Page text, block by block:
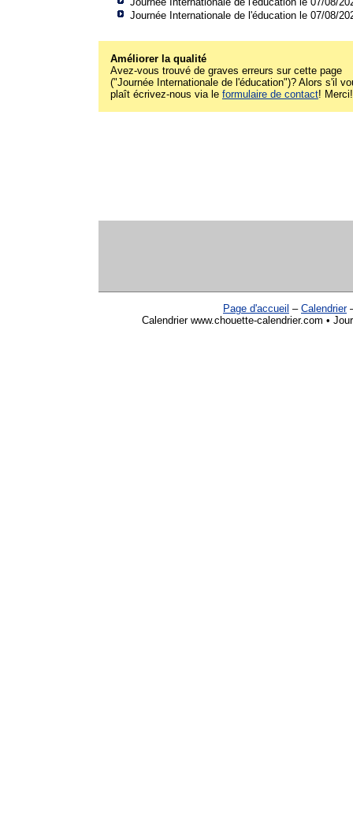
Journée Internationale de l'éducation le 07/08/
Améliorer la qualité
Avez-vous trouvé de graves erreurs sur cette page
("Journée Internationale de l'éducation")? Alors s'il
plaît écrivez-nous via le formulaire de contact! Merci!
Page d'accueil – Calendrier
Calendrier www.chouette-calendrier.com •